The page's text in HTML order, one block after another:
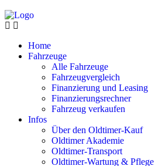
Home
Fahrzeuge
Alle Fahrzeuge
Fahrzeugvergleich
Finanzierung und Leasing
Finanzierungsrechner
Fahrzeug verkaufen
Infos
Über den Oldtimer-Kauf
Oldtimer Akademie
Oldtimer-Transport
Oldtimer-Wartung & Pflege